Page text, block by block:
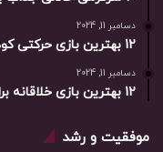
دسامبر 11, 2024
12 بهترین بازی حرکتی کودکان پیش دبستانی+ نکات جالب
دسامبر 11, 2024
12 بهترین بازی خلاقانه برای کودکان پیش دبستانی
موفقیت و رشد